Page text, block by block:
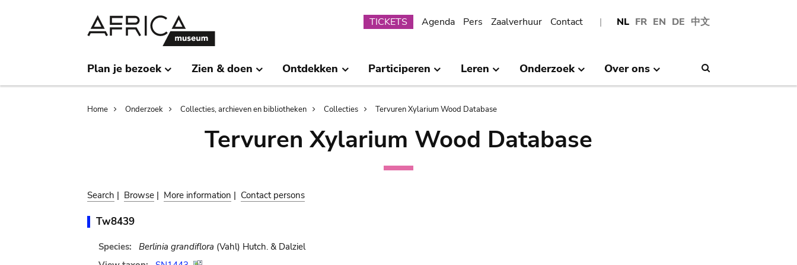
NL FR EN DE 中文
Submenu
TICKETS Agenda Pers Zaalverhuur Contact
Plan je bezoek Zien & doen Ontdekken Participeren Leren Onderzoek Over ons
Breadcrumb
Home Onderzoek Collecties, archieven en bibliotheken Collecties Tervuren Xylarium Wood Database
Tervuren Xylarium Wood Database
Search | Browse | More information | Contact persons
Tw8439
Species: Berlinia grandiflora (Vahl) Hutch. & Dalziel